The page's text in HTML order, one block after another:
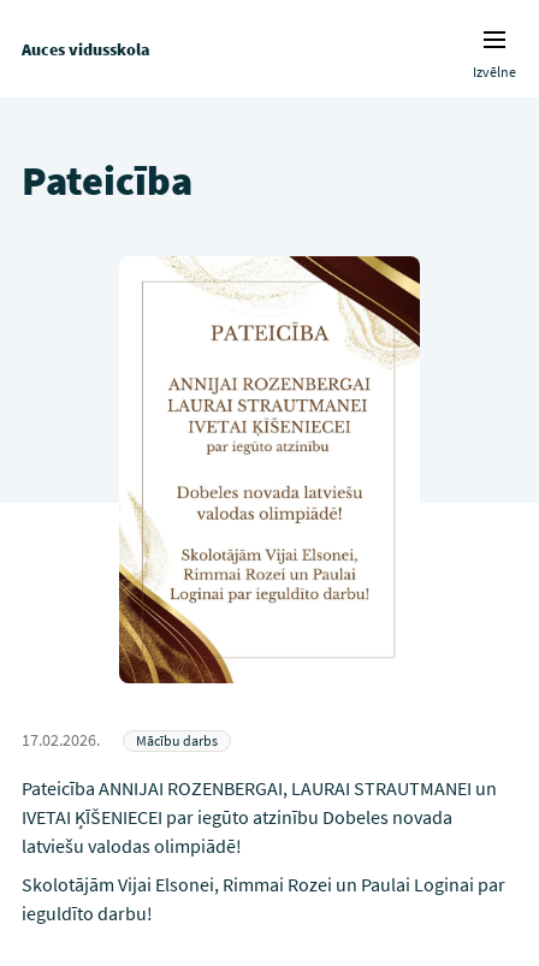
Auces vidusskola
Izvēlne
Pateicība
17.02.2026. Mācību darbs
Pateicība ANNIJAI ROZENBERGAI, LAURAI STRAUTMANEI un
IVETAI ĶĪŠENIECEI par iegūto atzinību Dobeles novada
latviešu valodas olimpiādē!
Skolotājām Vijai Elsonei, Rimmai Rozei un Paulai Loginai par
ieguldīto darbu!